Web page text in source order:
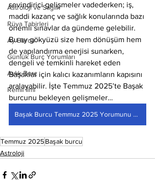
Astroloji ve Sağlık
Rüya Tabirleri
Ay Burcu
Günlük Burç Yorumları
Aylık Burç
Remil İlmi
sevindirici gelişmeler vadederken; iş,
maddi kazanç ve sağlık konularında bazı
önemli sınavlar da gündeme gelebilir.
Bu ay gökyüzü size hem dönüşüm hem
de yapılandırma enerjisi sunarken,
dengeli ve temkinli hareket eden
Başaklar için kalıcı kazanımların kapısını
aralayabilir. İşte Temmuz 2025’te Başak
burcunu bekleyen gelişmeler…
Başak Burcu Temmuz 2025 Yorumunu Okumak İçin Tıkla
Temmuz 2025Başak burcu
Astroloji